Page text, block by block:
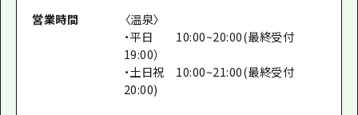
営業時間
〈温泉〉
・平日 10:00~20:00(最終受付
19:00）
・土日祝 10:00~21:00(最終受付
20:00)